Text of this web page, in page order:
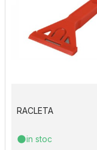
RACLETA
in stoc